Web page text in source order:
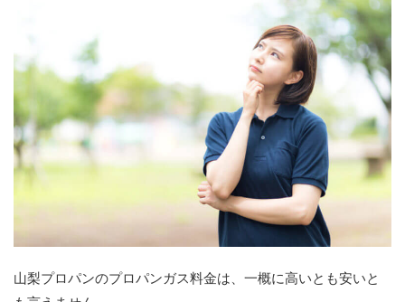
山梨プロパンのプロパンガス料金は、一概に高いとも安いと